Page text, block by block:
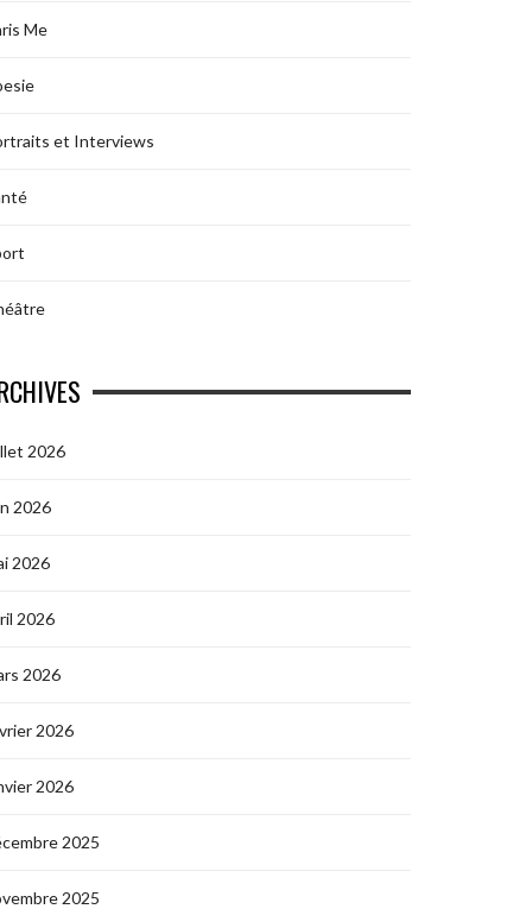
Me
et Interviews
2026
2026
2026
2026
2026
2026
2026
2025
2025